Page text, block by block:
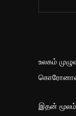
உலகம்
இதன் மூலம்